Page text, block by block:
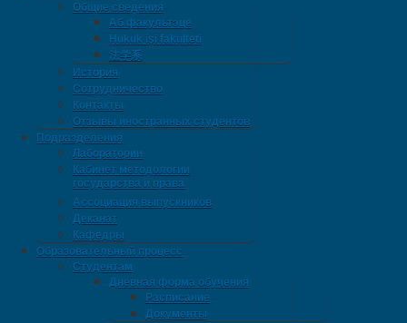
Общие сведения
Аб факультэце
Hukuk işi fakulteti
法学系
История
Сотрудничество
Контакты
Отзывы иностранных студентов
Подразделения
Лаборатории
Кабинет методологии
государства и права
Ассоциация выпускников
Деканат
Кафедры
Образовательный процесс
Студентам
Дневная форма обучения
Расписание
Документы